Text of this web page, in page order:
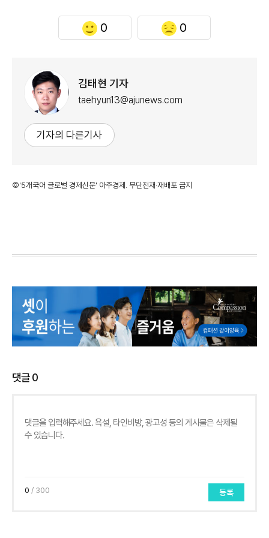
0 0
김태현 기자
taehyun13@ajunews.com
기자의 다른기사
©'5개국어 글로벌 경제신문' 아주경제. 무단전재·재배포 금지
댓글0
0 / 300 등록